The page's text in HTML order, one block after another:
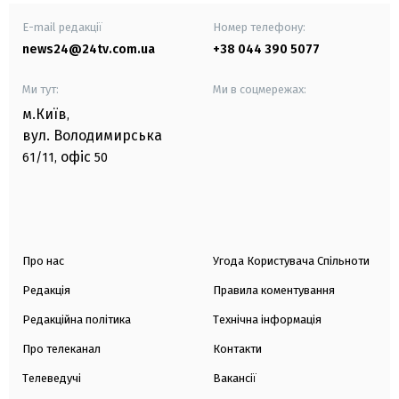
E-mail редакції
news24@24tv.com.ua
Номер телефону:
+38 044 390 5077
Ми тут:
м.Київ,
вул. Володимирська
61/11, офіс 50
Ми в соцмережах:
Про нас
Редакція
Редакційна політика
Про телеканал
Телеведучі
Угода Користувача Спільноти
Правила коментування
Технічна інформація
Контакти
Вакансії